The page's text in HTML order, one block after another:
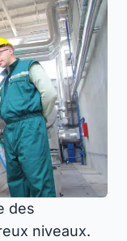
des
niveaux.